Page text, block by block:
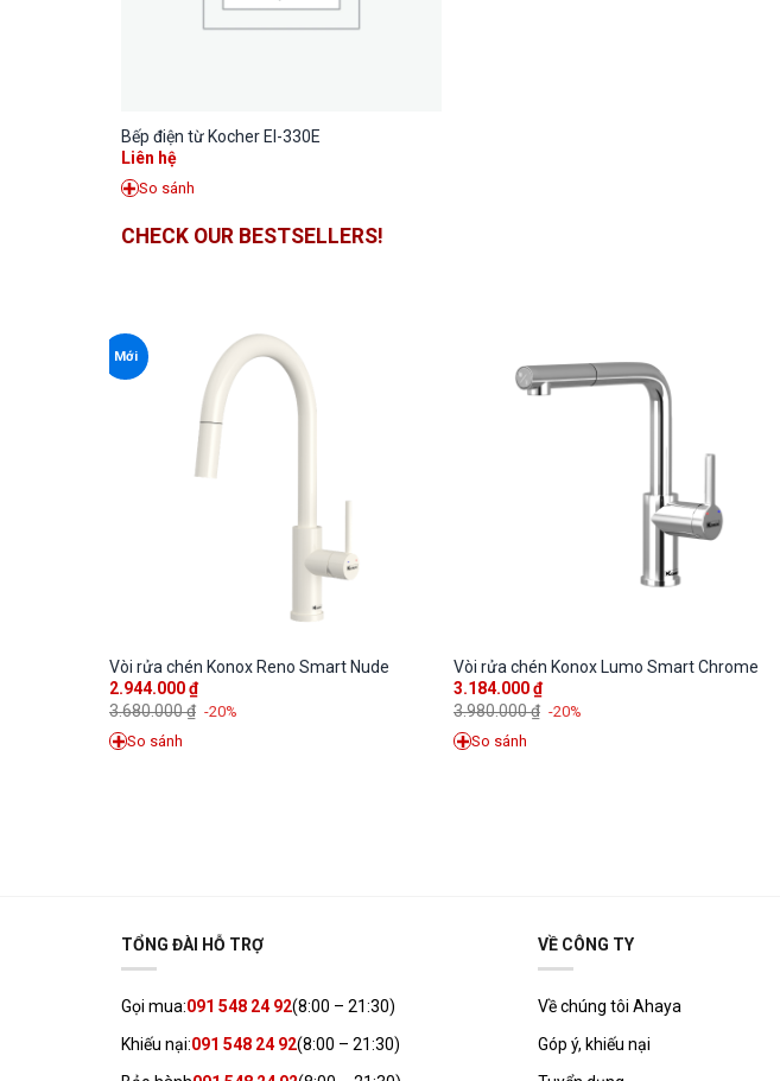
Bếp điện từ Kocher EI-330E
Liên hệ
So sánh
CHECK OUR BESTSELLERS!
Mới
Vòi rửa chén Konox Reno Smart Nude
2.944.000₫
3.680.000₫ -20%
So sánh
Vòi rửa chén Konox Lumo Smart Chrome
3.184.000₫
3.980.000₫ -20%
So sánh
TỔNG ĐÀI HỖ TRỢ
Gọi mua:091 548 24 92(8:00 – 21:30)
Khiếu nại:091 548 24 92(8:00 – 21:30)
VỀ CÔNG TY
Về chúng tôi Ahaya
Góp ý, khiếu nại